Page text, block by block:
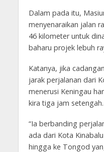
Dalam pada itu,
menyenaraikan jalan
46 kilometer untuk
baharu projek lebuh
Katanya, jika
jarak perjalanan dari
menerusi Keningau
kira tiga jam setengah.
“Ia berbanding
ada dari Kota
hingga ke Tongod